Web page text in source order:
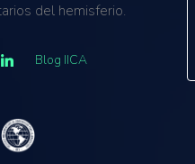
del hemisferio.
Blog IICA